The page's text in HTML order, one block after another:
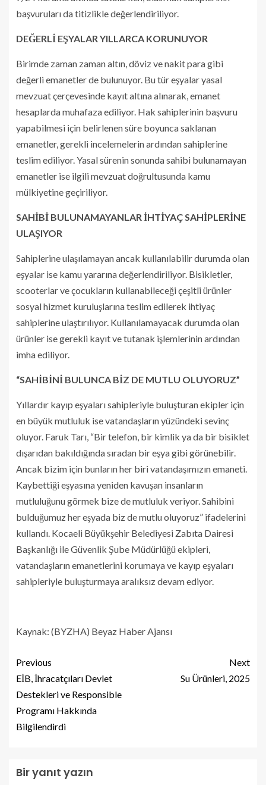
başvuruları da titizlikle değerlendiriliyor.
DEĞERLİ EŞYALAR YILLARCA KORUNUYOR
Birimde zaman zaman altın, döviz ve nakit para gibi
değerli emanetler de bulunuyor. Bu tür eşyalar yasal
mevzuat çerçevesinde kayıt altına alınarak, emanet
hesaplarda muhafaza ediliyor. Hak sahiplerinin başvuru
yapabilmesi için belirlenen süre boyunca saklanan
emanetler, gerekli incelemelerin ardından sahiplerine
teslim ediliyor. Yasal sürenin sonunda sahibi bulunamayan
emanetler ise ilgili mevzuat doğrultusunda kamu
mülkiyetine geçiriliyor.
SAHİBİ BULUNAMAYANLAR İHTİYAÇ SAHİPLERİNE
ULAŞIYOR
Sahiplerine ulaşılamayan ancak kullanılabilir durumda olan
eşyalar ise kamu yararına değerlendiriliyor. Bisikletler,
scooterlar ve çocukların kullanabileceği çeşitli ürünler
sosyal hizmet kuruluşlarına teslim edilerek ihtiyaç
sahiplerine ulaştırılıyor. Kullanılamayacak durumda olan
ürünler ise gerekli kayıt ve tutanak işlemlerinin ardından
imha ediliyor.
“SAHİBİNİ BULUNCA BİZ DE MUTLU OLUYORUZ”
Yıllardır kayıp eşyaları sahipleriyle buluşturan ekipler için
en büyük mutluluk ise vatandaşların yüzündeki sevinç
oluyor. Faruk Tarı, “Bir telefon, bir kimlik ya da bir bisiklet
dışarıdan bakıldığında sıradan bir eşya gibi görünebilir.
Ancak bizim için bunların her biri vatandaşımızın emaneti.
Kaybettiği eşyasına yeniden kavuşan insanların
mutluluğunu görmek bize de mutluluk veriyor. Sahibini
bulduğumuz her eşyada biz de mutlu oluyoruz” ifadelerini
kullandı. Kocaeli Büyükşehir Belediyesi Zabıta Dairesi
Başkanlığı ile Güvenlik Şube Müdürlüğü ekipleri,
vatandaşların emanetlerini korumaya ve kayıp eşyaları
sahipleriyle buluşturmaya aralıksız devam ediyor.
Kaynak: (BYZHA) Beyaz Haber Ajansı
Previous
EİB, İhracatçıları Devlet
Destekleri ve Responsible
Programı Hakkında
Bilgilendirdi
Next
Su Ürünleri, 2025
Bir yanıt yazın